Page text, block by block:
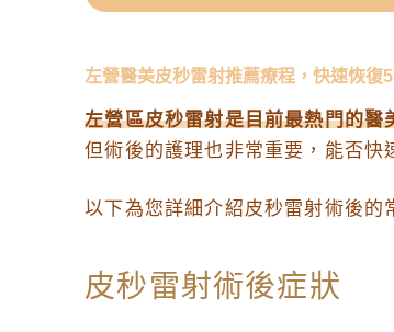
左營醫美皮秒雷射推薦療程，快速恢復
左營區皮秒雷射是目前最熱門的
但術後的護理也非常重要，能否快
以下為您詳細介紹皮秒雷射術後的
皮秒雷射術後症狀